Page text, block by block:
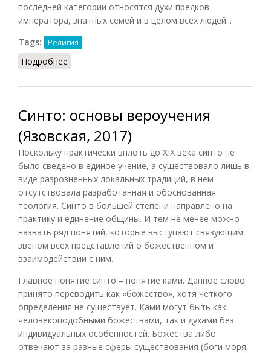
последней категории относятся духи предков
императора, знатных семей и в целом всех людей...
Tags:
Религия
Подробнее
Синто: основы вероучения
(Язовская, 2017)
Поскольку практически вплоть до XIX века синто не
было сведено в единое учение, а существовало лишь в
виде разрозненных локальных традиций, в нем
отсутствовала разработанная и обоснованная
теология. Синто в большей степени направлено на
практику и единение общины. И тем не менее можно
назвать ряд понятий, которые выступают связующим
звеном всех представлений о божественном и
взаимодействии с ним.
Главное понятие синто – понятие ками. Данное слово
принято переводить как «божество», хотя четкого
определения не существует. Ками могут быть как
человекоподобными божествами, так и духами без
индивидуальных особенностей. Божества либо
отвечают за разные сферы существования (боги моря,